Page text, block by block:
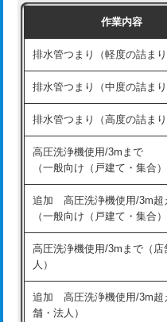
※給水管工事は20mmまでの
持込商品取付（単水栓）
持込商品取付（混合水栓）
持込商品取付（浄水器・分
給水管工事※（ホール加工)
給水管工事※（バンド止め)
給水管工事※（支持金具設
給水管工事※（保温材使用（
め込み）)
給水管工事※（土の掘削・埋
業)
給水管工事※（塩ビ管（VP
用/3ｍまで)
作業内容
排水管つまり（軽度の詰まり
排水管つまり（中度の詰まり
排水管つまり（高度の詰まり
高圧洗浄機使用/3mまで
（一般向け（戸建て・集合）
追加 高圧洗浄機使用/3m超
（一般向け（戸建て・集合）
高圧洗浄機使用/3mまで（店
人）
追加 高圧洗浄機使用/3m超
舗・法人）